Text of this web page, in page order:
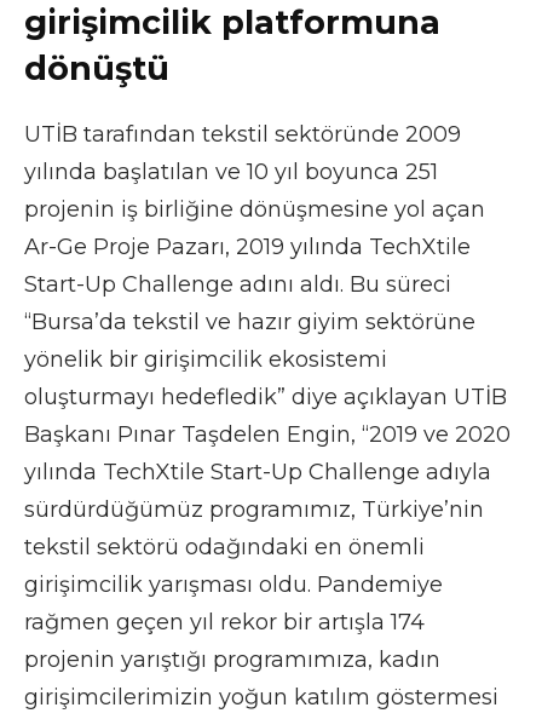
girişimcilik platformuna
dönüştü
UTİB tarafından tekstil sektöründe 2009
yılında başlatılan ve 10 yıl boyunca 251
projenin iş birliğine dönüşmesine yol açan
Ar-Ge Proje Pazarı, 2019 yılında TechXtile
Start-Up Challenge adını aldı. Bu süreci
“Bursa’da tekstil ve hazır giyim sektörüne
yönelik bir girişimcilik ekosistemi
oluşturmayı hedefledik” diye açıklayan UTİB
Başkanı Pınar Taşdelen Engin, “2019 ve 2020
yılında TechXtile Start-Up Challenge adıyla
sürdürdüğümüz programımız, Türkiye’nin
tekstil sektörü odağındaki en önemli
girişimcilik yarışması oldu. Pandemiye
rağmen geçen yıl rekor bir artışla 174
projenin yarıştığı programımıza, kadın
girişimcilerimizin yoğun katılım göstermesi